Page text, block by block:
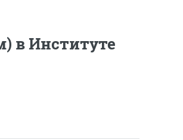
в Институте